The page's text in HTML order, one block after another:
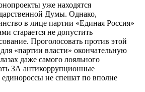
уже находятся
Думы. Однако,
в лице партии «Единая Россия»
старается не допустить
Проголосовать против этой
«партии власти» окончательную
даже самого лояльного
ЗА антикоррупционные
не спешат по вполне